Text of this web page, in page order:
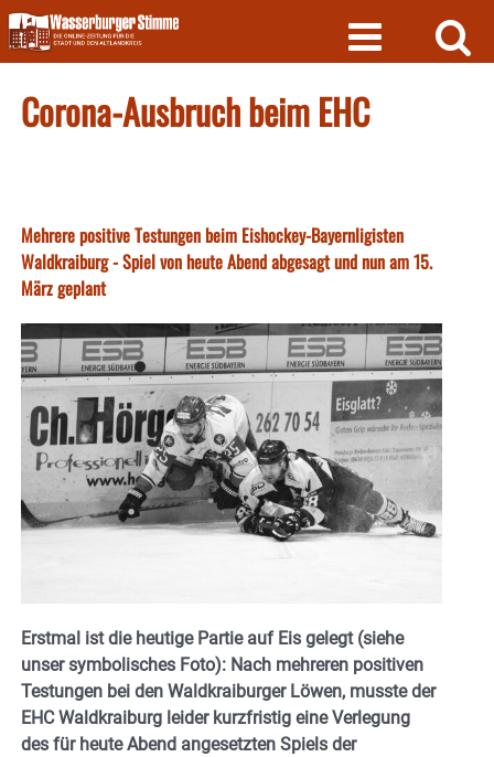
Skip
to
content
Corona-Ausbruch beim EHC
Mehrere positive Testungen beim Eishockey-Bayernligisten
Waldkraiburg - Spiel von heute Abend abgesagt und nun am 15.
März geplant
Erstmal ist die heutige Partie auf Eis gelegt (siehe
unser symbolisches Foto): Nach mehreren positiven
Testungen bei den Waldkraiburger Löwen, musste der
EHC Waldkraiburg leider kurzfristig eine Verlegung
des für heute Abend angesetzten Spiels der